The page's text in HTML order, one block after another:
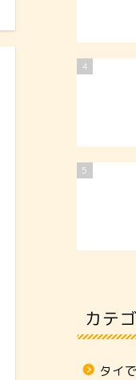
ランパーン
【ワッ
スコの
4
5
カテ
タイ